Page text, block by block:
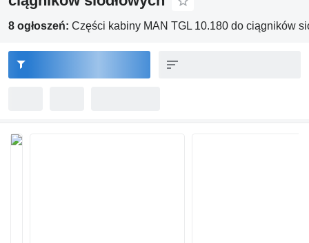
8 ogłoszeń: Części kabiny MAN TGL 10.180 do ciągników